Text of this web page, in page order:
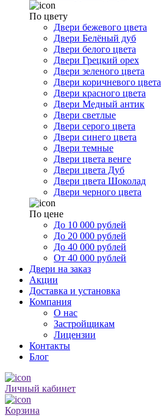
По цвету
Двери бежевого цвета
Двери Белёный дуб
Двери белого цвета
Двери Грецкий орех
Двери зеленого цвета
Двери коричневого цвета
Двери красного цвета
Двери Медный антик
Двери светлые
Двери серого цвета
Двери синего цвета
Двери темные
Двери цвета венге
Двери цвета Дуб
Двери цвета Шоколад
Двери черного цвета
По цене
До 10 000 рублей
До 20 000 рублей
До 40 000 рублей
От 40 000 рублей
Двери на заказ
Акции
Доставка и установка
Компания
О нас
Застройщикам
Лицензии
Контакты
Блог
Личный кабинет
Корзина